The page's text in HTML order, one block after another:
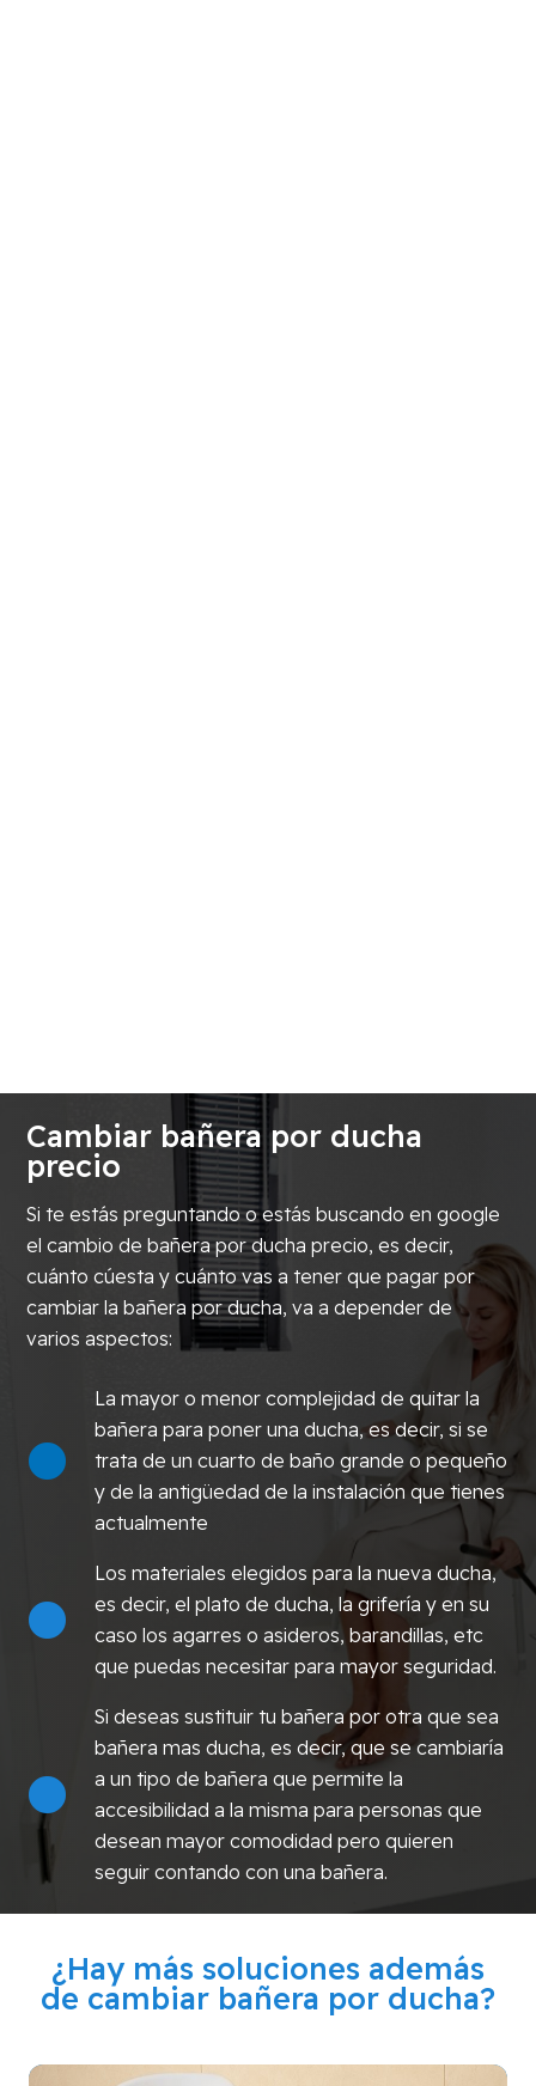
Cambiar bañera por ducha
precio
Si te estás preguntando o estás buscando en google
el cambio de bañera por ducha precio, es decir,
cuánto cúesta y cuánto vas a tener que pagar por
cambiar la bañera por ducha, va a depender de
varios aspectos:
La mayor o menor complejidad de quitar la
bañera para poner una ducha, es decir, si se
trata de un cuarto de baño grande o pequeño
y de la antigüedad de la instalación que tienes
actualmente
Los materiales elegidos para la nueva ducha,
es decir, el plato de ducha, la grifería y en su
caso los agarres o asideros, barandillas, etc
que puedas necesitar para mayor seguridad.
Si deseas sustituir tu bañera por otra que sea
bañera mas ducha, es decir, que se cambiaría
a un tipo de bañera que permite la
accesibilidad a la misma para personas que
desean mayor comodidad pero quieren
seguir contando con una bañera.
¿Hay más soluciones además
de cambiar bañera por ducha?